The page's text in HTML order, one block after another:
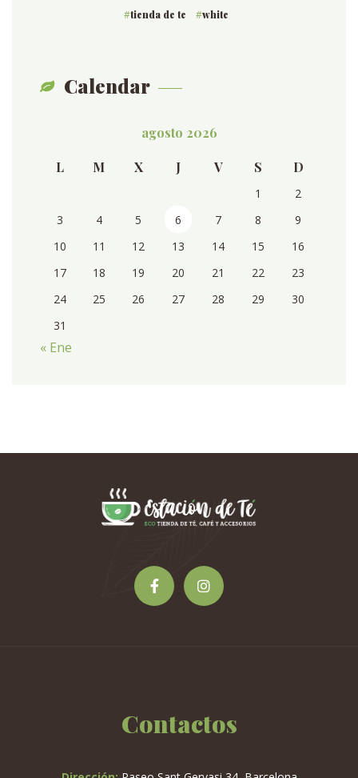
tienda de te
white
Calendar
agosto 2026
L M X J V S D
1
2
3
4 5 6 7 8
9
10
11 12 13 14 15
16
17
18 19 20 21 22
23
24
25 26 27 28 29
30
31
« Ene
Contactos